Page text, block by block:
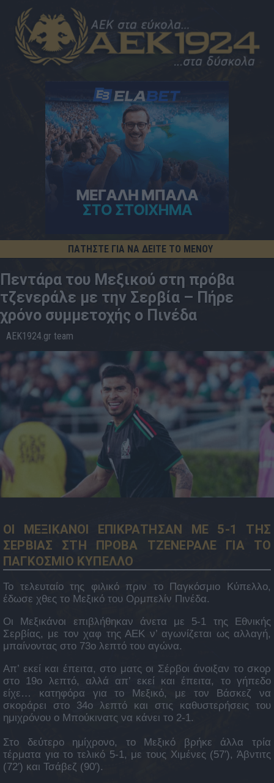
ΠΑΤΗΣΤΕ ΓΙΑ ΝΑ ΔΕΙΤΕ ΤΟ ΜΕΝΟΥ
05.6
10:02
Πεντάρα του Μεξικού στη πρόβα
τζενεράλε με την Σερβία – Πήρε
χρόνο συμμετοχής ο Πινέδα
AEK1924.gr team
ΟΙ ΜΕΞΙΚΑΝΟΙ ΕΠΙΚΡΑΤΗΣΑΝ ΜΕ 5-1 ΤΗΣ
ΣΕΡΒΙΑΣ ΣΤΗ ΠΡΟΒΑ ΤΖΕΝΕΡΑΛΕ ΓΙΑ ΤΟ
ΠΑΓΚΟΣΜΙΟ ΚΥΠΕΛΛΟ
Το τελευταίο της φιλικό πριν το Παγκόσμιο Κύπελλο,
έδωσε χθες το Μεξικό του Ορμπελίν Πινέδα.
Οι Μεξικάνοι επιβλήθηκαν άνετα με 5-1 της Εθνικής
Σερβίας, με τον χαφ της ΑΕΚ ν’ αγωνίζεται ως αλλαγή,
μπαίνοντας στο 73ο λεπτό του αγώνα.
Απ’ εκεί και έπειτα, στο ματς οι Σέρβοι άνοιξαν το σκορ
στο 19ο λεπτό, αλλά απ’ εκεί και έπειτα, το γήπεδο
είχε… κατηφόρα για το Μεξικό, με τον Βάσκεζ να
σκοράρει στο 34ο λεπτό και στις καθυστερήσεις του
ημιχρόνου ο Μπούκινατς να κάνει το 2-1.
Στο δεύτερο ημίχρονο, το Μεξικό βρήκε άλλα τρία
τέρματα για το τελικό 5-1, με τους Χιμένες (57′), Άβντιτς
(72′) και Τσάβεζ (90′).